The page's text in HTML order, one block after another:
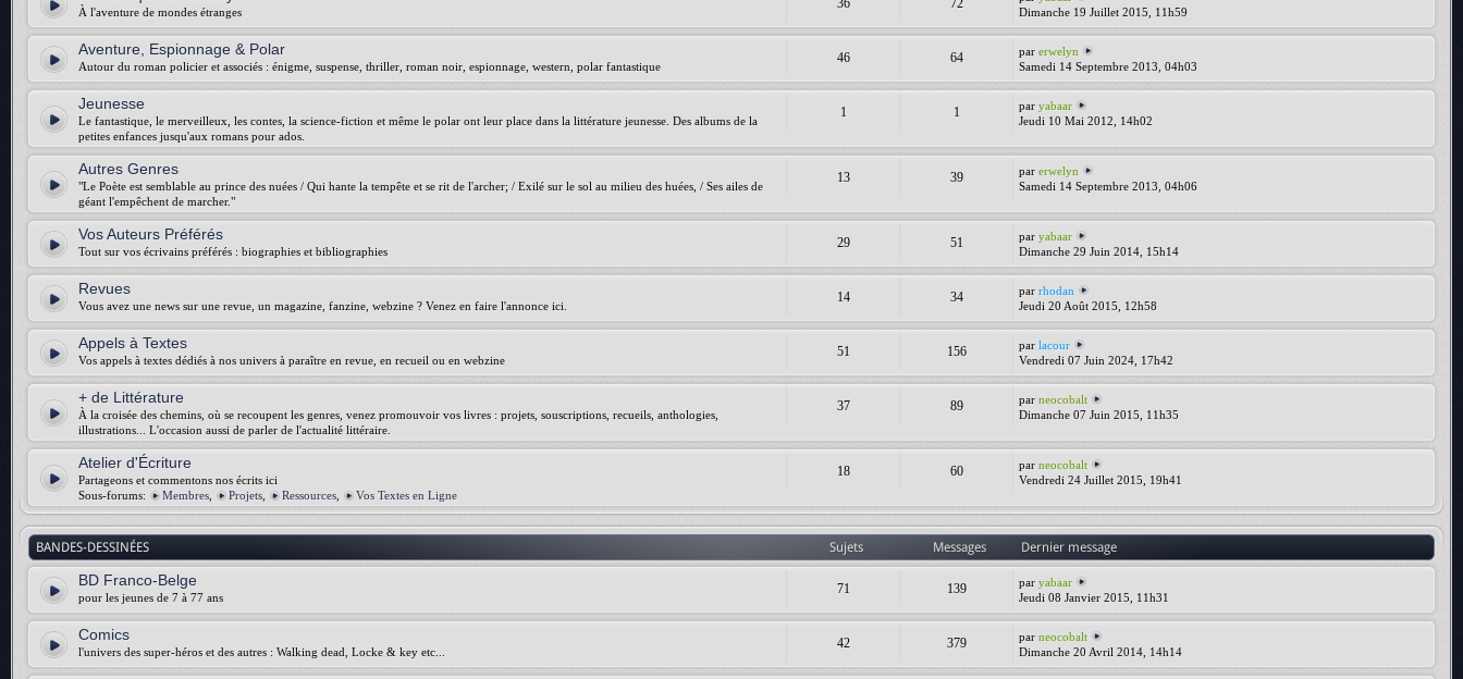
À l'aventure de mondes étranges
36 72
Dimanche 19 Juillet 2015, 11h59
Aventure, Espionnage & Polar
Autour du roman policier et associés : énigme, suspense, thriller, roman noir, espionnage, western, polar fantastique
46 64 parerwelyn
Samedi 14 Septembre 2013, 04h03
Jeunesse
Le fantastique, le merveilleux, les contes, la science-fiction et même le polar ont leur place dans la littérature jeunesse. Des albums de la
petites enfances jusqu'aux romans pour ados.
1 1 paryabaar
Jeudi 10 Mai 2012, 14h02
Autres Genres
"Le Poète est semblable au prince des nuées / Qui hante la tempête et se rit de l'archer; / Exilé sur le sol au milieu des huées, / Ses ailes de
géant l'empêchent de marcher."
13 39 parerwelyn
Samedi 14 Septembre 2013, 04h06
Vos Auteurs Préférés
Tout sur vos écrivains préférés : biographies et bibliographies
29 51 paryabaar
Dimanche 29 Juin 2014, 15h14
Revues
Vous avez une news sur une revue, un magazine, fanzine, webzine ? Venez en faire l'annonce ici.
14 34 parrhodan
Jeudi 20 Août 2015, 12h58
Appels à Textes
Vos appels à textes dédiés à nos univers à paraître en revue, en recueil ou en webzine
51 156 parlacour
Vendredi 07 Juin 2024, 17h42
+ de Littérature
À la croisée des chemins, où se recoupent les genres, venez promouvoir vos livres : projets, souscriptions, recueils, anthologies,
illustrations... L'occasion aussi de parler de l'actualité littéraire.
37 89 parneocobalt
Dimanche 07 Juin 2015, 11h35
Atelier d'Écriture
Partageons et commentons nos écrits ici
Sous-forums:
Membres Projets Ressources Vos Textes en Ligne
18 60 parneocobalt
Vendredi 24 Juillet 2015, 19h41
BANDES-DESSINÉES Sujets Messages Dernier message
BD Franco-Belge
pour les jeunes de 7 à 77 ans
71 139 paryabaar
Jeudi 08 Janvier 2015, 11h31
Comics
l'univers des super-héros et des autres : Walking dead, Locke & key etc...
42 379 parneocobalt
Dimanche 20 Avril 2014, 14h14